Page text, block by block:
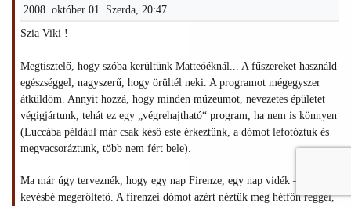
2008. október 01. Szerda, 20:47
Szia Viki !
Megtisztelő, hogy szóba kerültünk Matteóéknál... A fűszereket használd
egészséggel, nagyszerű, hogy örültél neki. A programot mégegyszer
átküldöm. Annyit hozzá, hogy minden múzeumot, nevezetes épületet
végigjártunk, tehát ez egy „végrehajtható“ program, ha nem is könnyen
(Luccába például már csak késő este érkeztünk, a dómot lefotóztuk és
megvacsoráztunk, több nem fért bele).
Ma már úgy terveznék, hogy egy nap Firenze, egy nap vidék – úgy
kevésbé megerőltető. A firenzei dómot azért néztük meg hétfőn reggel,